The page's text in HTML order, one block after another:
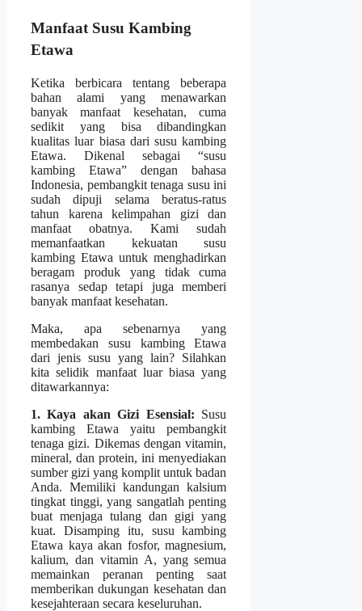
Manfaat Susu Kambing
Etawa
Ketika berbicara tentang beberapa
bahan alami yang menawarkan
banyak manfaat kesehatan, cuma
sedikit yang bisa dibandingkan
kualitas luar biasa dari susu kambing
Etawa. Dikenal sebagai “susu
kambing Etawa” dengan bahasa
Indonesia, pembangkit tenaga susu ini
sudah dipuji selama beratus-ratus
tahun karena kelimpahan gizi dan
manfaat obatnya. Kami sudah
memanfaatkan kekuatan susu
kambing Etawa untuk menghadirkan
beragam produk yang tidak cuma
rasanya sedap tetapi juga memberi
banyak manfaat kesehatan.
Maka, apa sebenarnya yang
membedakan susu kambing Etawa
dari jenis susu yang lain? Silahkan
kita selidik manfaat luar biasa yang
ditawarkannya:
1. Kaya akan Gizi Esensial: Susu
kambing Etawa yaitu pembangkit
tenaga gizi. Dikemas dengan vitamin,
mineral, dan protein, ini menyediakan
sumber gizi yang komplit untuk badan
Anda. Memiliki kandungan kalsium
tingkat tinggi, yang sangatlah penting
buat menjaga tulang dan gigi yang
kuat. Disamping itu, susu kambing
Etawa kaya akan fosfor, magnesium,
kalium, dan vitamin A, yang semua
memainkan peranan penting saat
memberikan dukungan kesehatan dan
kesejahteraan secara keseluruhan.